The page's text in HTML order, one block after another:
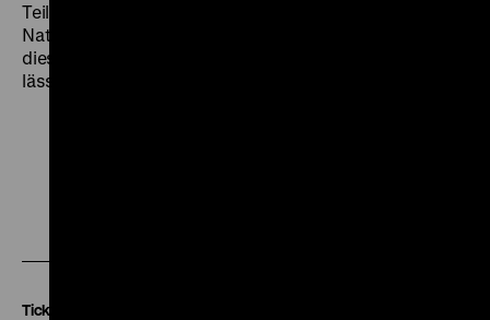
Teilnahme von Frauen an der Wahl zur
Nationalversammlung im Januar 1919 wirbt und zu
diesem Zweck Alt und Jung gegeneinander antreten
lässt. (ps)
Tickets